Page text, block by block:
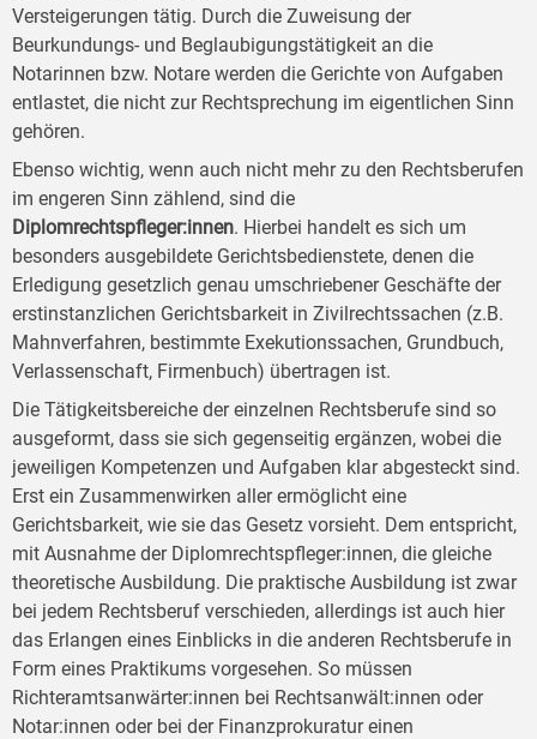
Versteigerungen tätig. Durch die Zuweisung der
Beurkundungs- und Beglaubigungstätigkeit an die
Notarinnen bzw. Notare werden die Gerichte von Aufgaben
entlastet, die nicht zur Rechtsprechung im eigentlichen Sinn
gehören.
Ebenso wichtig, wenn auch nicht mehr zu den Rechtsberufen
im engeren Sinn zählend, sind die
Diplomrechtspfleger:innen. Hierbei handelt es sich um
besonders ausgebildete Gerichtsbedienstete, denen die
Erledigung gesetzlich genau umschriebener Geschäfte der
erstinstanzlichen Gerichtsbarkeit in Zivilrechtssachen (z.B.
Mahnverfahren, bestimmte Exekutionssachen, Grundbuch,
Verlassenschaft, Firmenbuch) übertragen ist.
Die Tätigkeitsbereiche der einzelnen Rechtsberufe sind so
ausgeformt, dass sie sich gegenseitig ergänzen, wobei die
jeweiligen Kompetenzen und Aufgaben klar abgesteckt sind.
Erst ein Zusammenwirken aller ermöglicht eine
Gerichtsbarkeit, wie sie das Gesetz vorsieht. Dem entspricht,
mit Ausnahme der Diplomrechtspfleger:innen, die gleiche
theoretische Ausbildung. Die praktische Ausbildung ist zwar
bei jedem Rechtsberuf verschieden, allerdings ist auch hier
das Erlangen eines Einblicks in die anderen Rechtsberufe in
Form eines Praktikums vorgesehen. So müssen
Richteramtsanwärter:innen bei Rechtsanwält:innen oder
Notar:innen oder bei der Finanzprokuratur einen